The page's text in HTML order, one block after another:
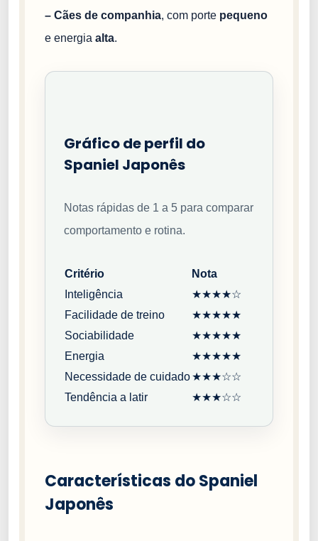
– Cães de companhia, com porte pequeno
e energia alta.
Gráfico de perfil do
Spaniel Japonês
Notas rápidas de 1 a 5 para comparar
comportamento e rotina.
Critério
Nota
Inteligência
★★★★☆
Facilidade de treino
★★★★★
Sociabilidade
★★★★★
Energia
★★★★★
Necessidade de cuidado★★★☆☆
Tendência a latir
★★★☆☆
Características do Spaniel
Japonês